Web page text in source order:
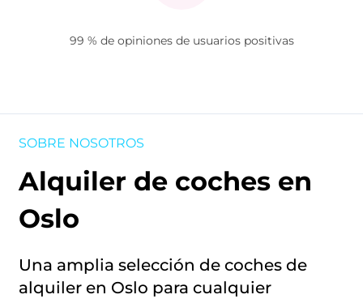
99 % de opiniones de usuarios positivas
SOBRE NOSOTROS
Alquiler de coches en
Oslo
Una amplia selección de coches de
alquiler en Oslo para cualquier